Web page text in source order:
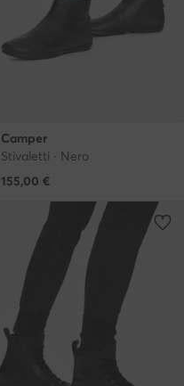
Camper
Stivaletti · Nero
155,00 €